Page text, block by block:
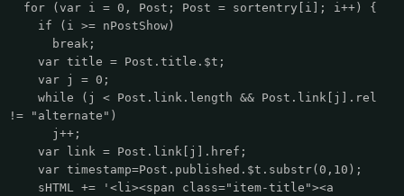
for (var i = 0, Post; Post = sortentry[i]; i++) {
if (i >= nPostShow)
break;
var title = Post.title.$t;
var j = 0;
while (j < Post.link.length && Post.link[j].rel
!= "alternate")
j++;
var link = Post.link[j].href;
var timestamp=Post.published.$t.substr(0,10);
sHTML += '<li><span class="item-title"><a